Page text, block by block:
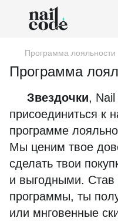
Программа лояльности
Программа
Звездочки,
присоединиться к
программе
Мы ценим твое
сделать твои
и выгодными. Став
программы, ты
или мнговенные